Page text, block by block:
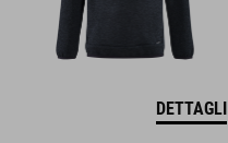
DETTAGLI